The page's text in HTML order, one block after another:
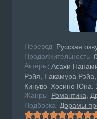
Перевод: Русская
Продолжительность:
Актёры: Асахи
Рэйя, Накамура
Кинуво, Хосино Юна,
Жанры: Романтика
Подборка: Дорамы